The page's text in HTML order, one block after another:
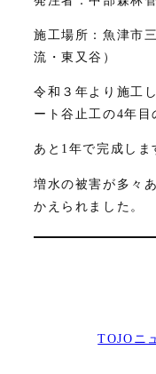
施工場所：魚津市
流・東又谷）
令和３年より施工
ート谷止工の4年目
あと1年で完成しま
増水の被害が多々
かえられました。
TOJOニ